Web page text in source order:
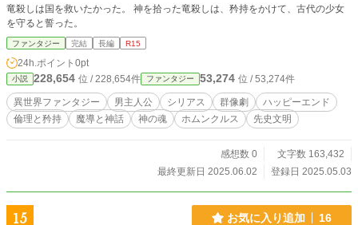
竜殺しは国を救いたかった。 神を拾った竜殺しは、矜持をかけて、古代の少女
を守ると誓った。
ファンタジー 完結 長編 R15
24h.ポイント 0pt
小説 228,654 位 / 228,654件 ファンタジー 53,274 位 / 53,274件
異世界ファンタジー 男主人公 シリアス 群像劇
ハッピーエンド
倫理と矜持
魔導と神話 神の魂 ホムンクルス 先史文明
感想数 0
文字数 163,432
最終更新日 2025.06.02
登録日 2025.05.03
15 お気に入り追加 16